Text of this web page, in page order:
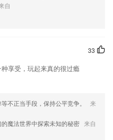
果您喜欢这款软件，您可以到应用
，以帮助我们更好的对产品进行优
自
33
享受，玩起来真的很过瘾
不正当手段，保持公平竞争。
来
魔法世界中探索未知的秘密 来自